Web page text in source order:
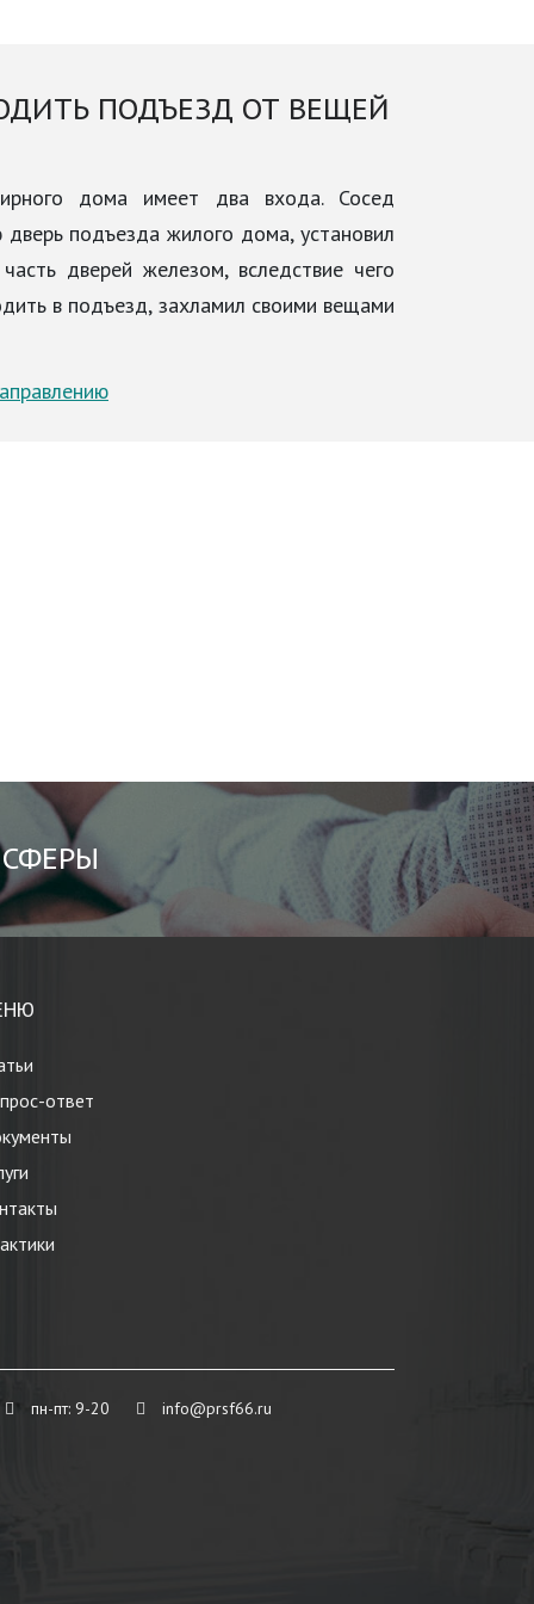
ПОДЪЕЗД ОТ ВЕЩЕЙ
дома имеет два входа. Сосед
подъезда жилого дома, установил
дверей железом, вследствие чего
в подъезд, захламил своими вещами
ответ
пн-пт: 9-20
info@prsf66.ru